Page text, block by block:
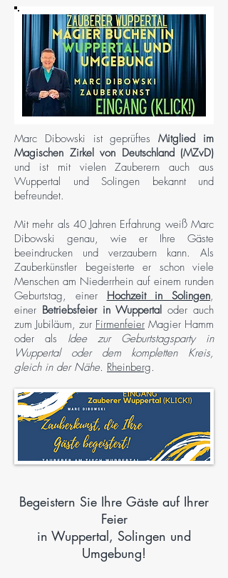
Marc Dibowski ist geprüftesMitglied im
Magischen Zirkel von Deutschland (MZvD)
und ist mit vielen Zauberern auch aus
Wuppertal und Solingen bekannt und
befreundet.
Mit mehr als 40 Jahren Erfahrung weiß Marc
Dibowski genau, wie er Ihre Gäste
beeindrucken und verzaubern kann. Als
Zauberkünstler begeisterte er schon viele
Menschen am Niederrhein auf einem runden
Geburtstag, einer Hochzeit in Solingen,
einer Betriebsfeier in Wuppertal oder auch
zum Jubiläum, zur Firmenfeier Magier Hamm
oder als Idee zur Geburtstagsparty in
Wuppertal oder dem kompletten Kreis,
gleich in der Nähe. Rheinberg.
Begeistern Sie Ihre Gäste auf Ihrer
Feier
in Wuppertal, Solingen und
Umgebung!